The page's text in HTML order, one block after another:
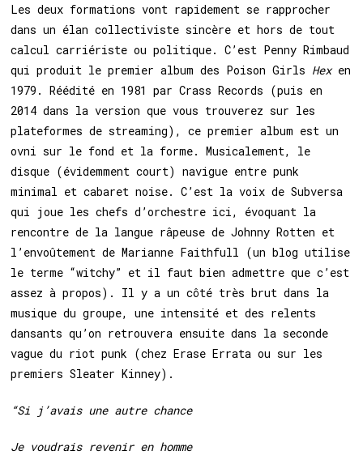
Les deux formations vont rapidement se rapprocher
dans un élan collectiviste sincère et hors de tout
calcul carriériste ou politique. C’est Penny Rimbaud
qui produit le premier album des Poison Girls Hex en
1979. Réédité en 1981 par Crass Records (puis en
2014 dans la version que vous trouverez sur les
plateformes de streaming), ce premier album est un
ovni sur le fond et la forme. Musicalement, le
disque (évidemment court) navigue entre punk
minimal et cabaret noise. C’est la voix de Subversa
qui joue les chefs d’orchestre ici, évoquant la
rencontre de la langue râpeuse de Johnny Rotten et
l’envoûtement de Marianne Faithfull (un blog utilise
le terme “witchy” et il faut bien admettre que c’est
assez à propos). Il y a un côté très brut dans la
musique du groupe, une intensité et des relents
dansants qu’on retrouvera ensuite dans la seconde
vague du riot punk (chez Erase Errata ou sur les
premiers Sleater Kinney).
“Si j’avais une autre chance
Je voudrais revenir en homme